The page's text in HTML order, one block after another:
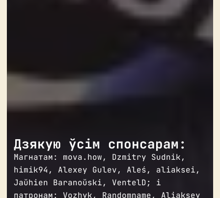
Дзякую ўсім спонсарам:
Магнатам: mova.how, Dzmitry Sudnik,
himik94, Alexey Gulev, Aleś, aliaksei,
Jaŭhien Baranoŭski, VentelD; і
патронам: Vozhyk, Randomname, Aliaksey